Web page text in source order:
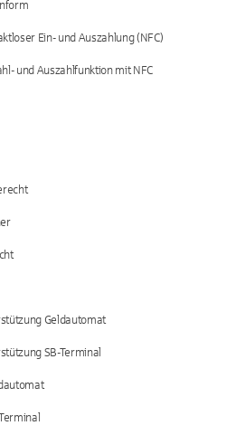
Ein- und Auszahlung (NFC)
und Auszahlfunktion mit NFC
Geldautomat
SB-Terminal